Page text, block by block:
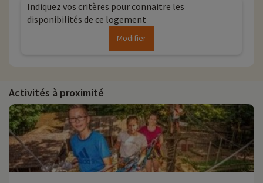
Indiquez vos critères pour connaitre les
disponibilités de ce logement
Modifier
Activités à proximité